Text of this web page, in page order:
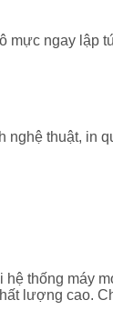
mực ngay lập
nghệ thuật, in
thống máy
lượng cao.